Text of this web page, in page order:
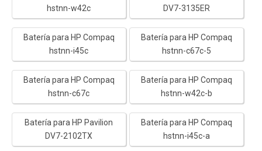
hstnn-w42c
DV7-3135ER
Batería para HP Compaq
hstnn-i45c
Batería para HP Compaq
hstnn-c67c-5
Batería para HP Compaq
hstnn-c67c
Batería para HP Compaq
hstnn-w42c-b
Batería para HP Pavilion
DV7-2102TX
Batería para HP Compaq
hstnn-i45c-a